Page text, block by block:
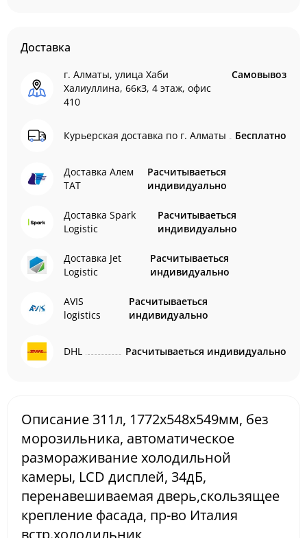
Доставка
г. Алматы, улица Хаби
Халиуллина, 66кЗ, 4 этаж, офис
410
Самовывоз
Курьерская доставка по г. Алматы Бесплатно
Доставка Алем
ТАТ
Расчитываеться
индивидуально
Доставка Spark
Logistic
Расчитываеться
индивидуально
Доставка Jet
Logistic
Расчитываеться
индивидуально
AVIS
logistics
Расчитываеться
индивидуально
DHL Расчитываеться индивидуально
Описание 311л, 1772x548x549мм, без
морозильника, автоматическое
размораживание холодильной
камеры, LCD дисплей, 34дБ,
перенавешиваемая дверь,скользящее
крепление фасада, пр-во Италия
встр.холодильник